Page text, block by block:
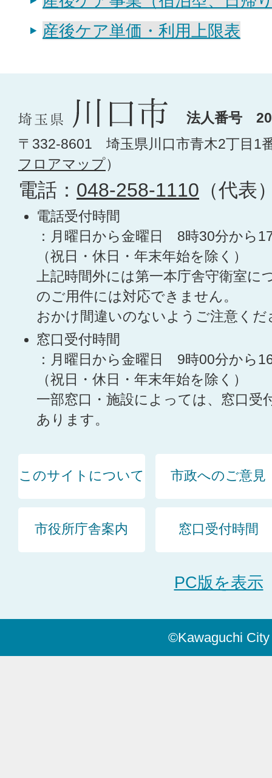
産後ケア単価・利用上限表
法人番号
〒332-8601 埼玉県川口市青木2丁目1
フロアマップ）
電話： 048-258-1110 （代表
電話受付時間
：月曜日から金曜日 8時30分から
（祝日・休日・年末年始を除く）
上記時間外には第一本庁舎守衛室に
のご用件には対応できません。
おかけ間違いのないようご注意くだ
窓口受付時間
：月曜日から金曜日 9時00分から
（祝日・休日・年末年始を除く）
一部窓口・施設によっては、窓口受
あります。
このサイトについて 市政へのご意見
市役所庁舎案内 窓口受付時間
PC版を表示
©Kawaguchi City